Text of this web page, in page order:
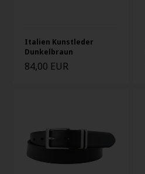
Italien Kunstleder
Dunkelbraun
84,00 EUR